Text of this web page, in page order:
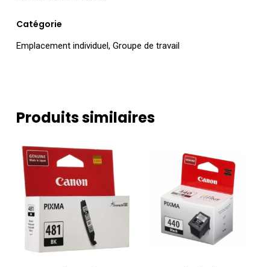
Catégorie
Emplacement individuel, Groupe de travail
Produits similaires